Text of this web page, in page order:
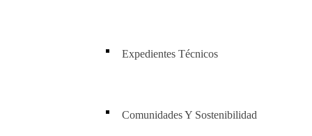
Expedientes Técnicos
Comunidades Y Sostenibilidad